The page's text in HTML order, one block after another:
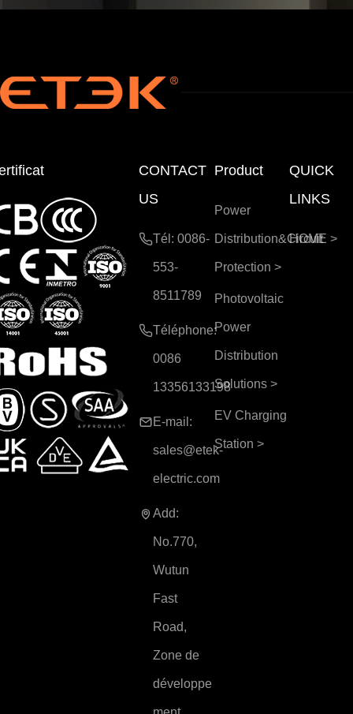
CONTACT
US
Tél: 0086-
553-
8511789
Téléphone:
0086
13356133198
E-mail:
sales@etek-
electric.com
Add:
No.770,
Wutun
Fast
Road,
Zone de
développe
Product
Power
Distribution&Circuit
Protection >
Photovoltaic
Power
Distribution
Solutions >
EV Charging
Station >
QUICK
LINKS
HOME >